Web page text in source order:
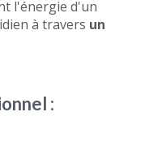
l'énergie d'un
à travers un
: